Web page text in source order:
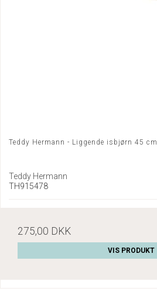
Teddy Hermann - Liggende isbjørn 45 cm
Teddy Hermann
TH915478
275,00 DKK
VIS PRODUKT